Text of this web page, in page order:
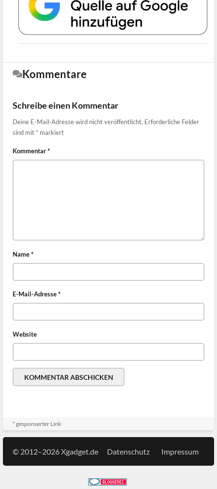
Kommentare
Schreibe einen Kommentar
Deine E-Mail-Adresse wird nicht veröffentlicht. Erforderliche Felder
sind mit * markiert
Kommentar*
Name*
E-Mail-Adresse*
Website
* gesponserter Link
© 2012–2026 Xgadget.de Datenschutz Impressum